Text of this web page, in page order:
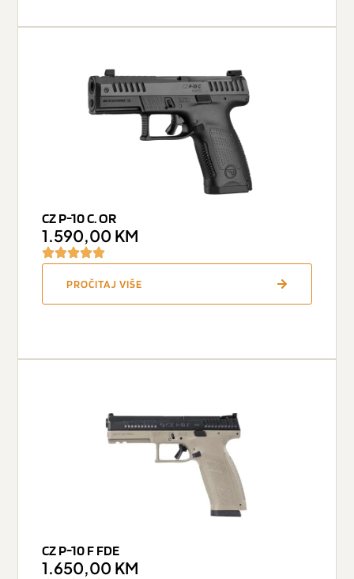
CZ P-10 C. OR
1.590,00 KM
PROČITAJ VIŠE
CZ P-10 F FDE
1.650,00 KM